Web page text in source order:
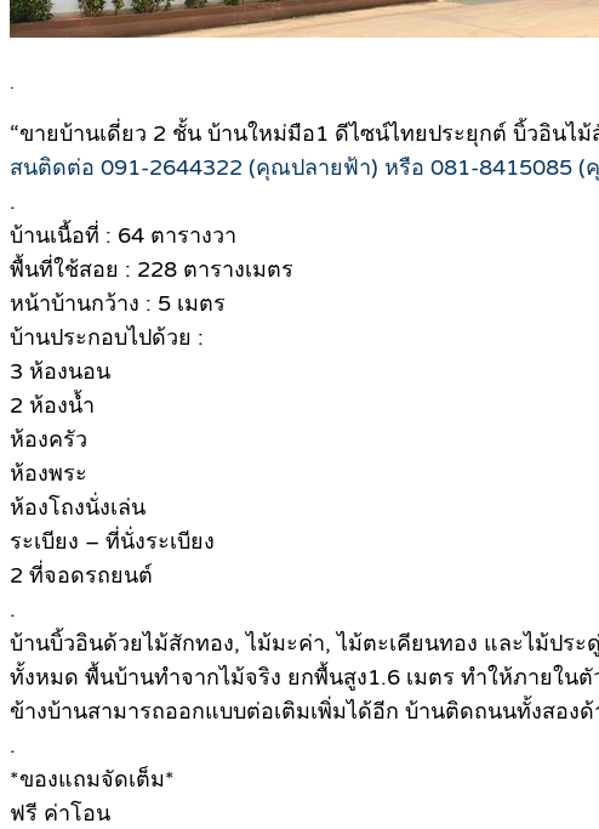
.
“ขายบ้านเดี่ยว 2 ชั้น บ้านใหม่มือ1 ดีไซน์ไทยประยุกต์ บิ้วอินไ
สนติดต่อ 091-2644322 (คุณปลายฟ้า) หรือ 081-8415085 (
.
บ้านเนื้อที่ : 64 ตารางวา
พื้นที่ใช้สอย : 228 ตารางเมตร
หน้าบ้านกว้าง : 5 เมตร
บ้านประกอบไปด้วย :
3 ห้องนอน
2 ห้องน้ำ
ห้องครัว
ห้องพระ
ห้องโถงนั่งเล่น
ระเบียง – ที่นั่งระเบียง
2 ที่จอดรถยนต์
.
บ้านบิ้วอินด้วยไม้สักทอง, ไม้มะค่า, ไม้ตะเคียนทอง และไม้ป
ทั้งหมด พื้นบ้านทำจากไม้จริง ยกพื้นสูง1.6 เมตร ทำให้ภายใน
ข้างบ้านสามารถออกแบบต่อเติมเพิ่มได้อีก บ้านติดถนนทั้งสอง
.
*ของแถมจัดเต็ม*
ฟรี ค่าโอน